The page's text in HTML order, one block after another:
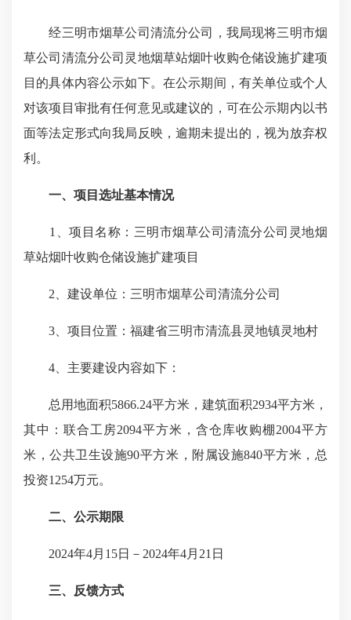
经三明市烟草公司清流分公司，我局现将三明市烟
草公司清流分公司灵地烟草站烟叶收购仓储设施扩建项
目的具体内容公示如下。在公示期间，有关单位或个人
对该项目审批有任何意见或建议的，可在公示期内以书
面等法定形式向我局反映，逾期未提出的，视为放弃权
利。
一、项目选址基本情况
1、项目名称：三明市烟草公司清流分公司灵地烟
草站烟叶收购仓储设施扩建项目
2、建设单位：三明市烟草公司清流分公司
3、项目位置：福建省三明市清流县灵地镇灵地村
4、主要建设内容如下：
总用地面积5866.24平方米，建筑面积2934平方米，
其中：联合工房2094平方米，含仓库收购棚2004平方
米，公共卫生设施90平方米，附属设施840平方米，总
投资1254万元。
二、公示期限
2024年4月15日－2024年4月21日
三、反馈方式